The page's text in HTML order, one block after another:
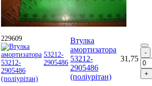
229609
53212-
2905486
Втулка
амортизатора
53212-
2905486
(поліурітан)
31,75